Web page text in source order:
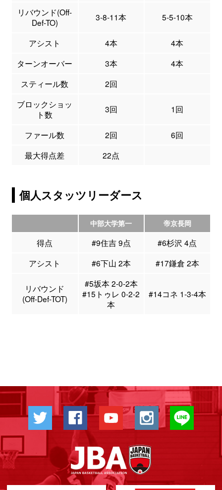
リバウンド(Off-
Def-TO)
3-8-11本 5-5-10本
アシスト 4本
4本
ターンオーバー
3本
4本
スティール数
2回
ブロックショッ
ト数
3回 1回
ファール数 2回
6回
最大得点差
22点
個人スタッツリーダース
中部大学第一 帝京長岡
得点 #9住吉 9点
#6杉沢 4点
アシスト
#6下山 2本 #17鎌倉 2本
リバウンド
(Off-Def-TOT)
#5坂本 2-0-2本
#15トゥレ 0-2-2
本
#14コネ 1-3-4本